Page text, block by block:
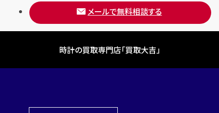
メールで無料相談する
時計の買取専門店「買取大吉」